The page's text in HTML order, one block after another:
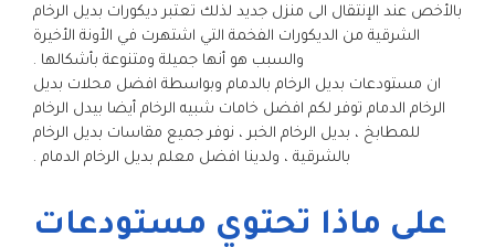
بالأخص عند الإنتقال الى منزل جديد لذلك تعتبر ديكورات بديل الرخام
الشرقية من الديكورات الفخمة التي اشتهرت في الأونة الأخيرة
والسبب هو أنها جميلة ومتنوعة بأشكالها .
ان مستودعات بديل الرخام بالدمام وبواسطة افضل محلات بديل
الرخام الدمام توفر لكم افضل خامات شبيه الرخام أيضا بيدل الرخام
للمطابخ ، بديل الرخام الخبر ، نوفر جميع مقاسات بديل الرخام
بالشرقية ، ولدينا افضل معلم بديل الرخام الدمام .
على ماذا تحتوي مستودعات